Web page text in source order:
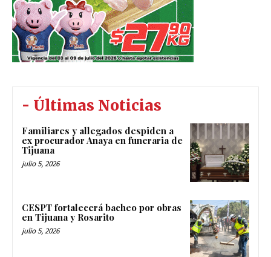
- Últimas Noticias
Familiares y allegados despiden a
ex procurador Anaya en funeraria de
Tijuana
julio 5, 2026
CESPT fortalecerá bacheo por obras
en Tijuana y Rosarito
julio 5, 2026